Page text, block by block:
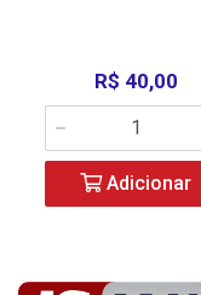
R$ 40,00
Adicionar